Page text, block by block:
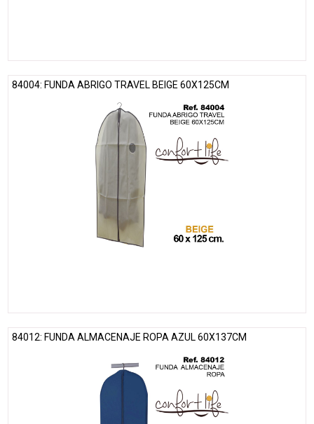
84004: FUNDA ABRIGO TRAVEL BEIGE 60X125CM
84012: FUNDA ALMACENAJE ROPA AZUL 60X137CM